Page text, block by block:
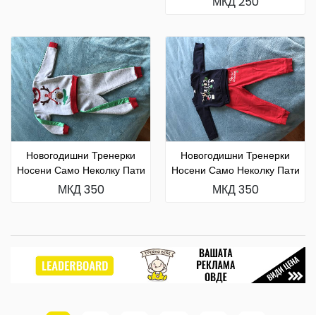
Новогодишни Тренерки
Носени Само Неколку Пати
МКД 350
Новогодишни Тренерки
Носени Само Неколку Пати
МКД 350